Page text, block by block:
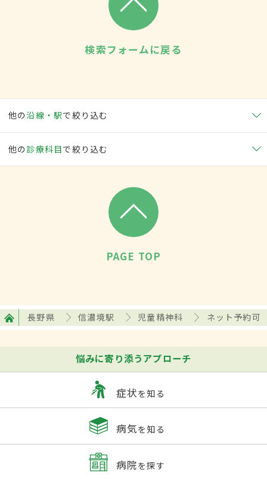
検索フォームに戻る
他の沿線・駅で絞り込む
他の 診療科目で絞り込む
PAGE TOP
長野県 信濃境駅 児童精神科 ネット予約可
悩みに寄り添うアプローチ
症状を知る
病気を知る
病院を探す